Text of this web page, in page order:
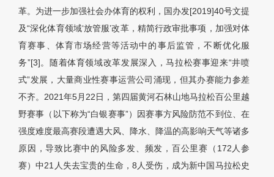
革。为进一步加强社会办体育的权利，国办发[2019]40号文提
及“深化体育领域‘放管服’改革，精简行政审批事项，加强对体
育赛事、体育市场经营等活动中的事后监管，不断优化服
务”[3]。随着体育领域改革发展深入，马拉松赛事迎来“井喷
式”发展，大量商业性赛事运营公司涌现，但其办赛能力参差
不齐。2021年5月22日，第四届黄河石林山地马拉松百公里越
野赛事（以下称为“白银赛事”）因赛事方风险防范不到位、在
强度难度最高赛段遭遇大风、降水、降温的高影响天气等诸多
原因，导致比赛中的风险多发、频发，百公里赛（172人参
赛）中21人失去宝贵的生命，8人受伤，成为新中国马拉松史